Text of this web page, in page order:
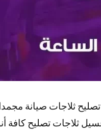
ثلاجات صيانة
ثلاجات تصليح كافة